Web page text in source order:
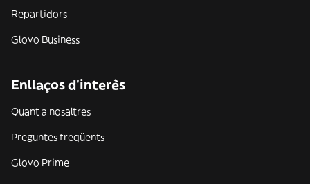
Repartidors
Glovo Business
Enllaços d'interès
Quant a nosaltres
Preguntes freqüents
Glovo Prime